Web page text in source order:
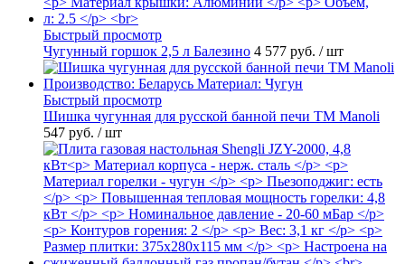
Быстрый просмотр
Чугунный горшок 2,5 л Балезино 4 577 руб. / шт
Быстрый просмотр
Шишка чугунная для русской банной печи ТМ Manoli
547 руб. / шт